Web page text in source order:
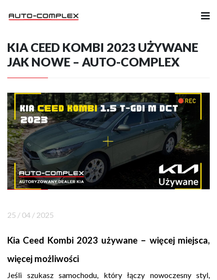
Samochody
Serwis
Części i Akcesoria
Firma
Likwidacja szkód
Marka
KIA CEED KOMBI 2023 UŻYWANE
JAK NOWE – AUTO-COMPLEX
25 / 04 / 2025
Kia Ceed Kombi 2023 używane – więcej miejsca,
więcej możliwości
Jeśli szukasz samochodu, który łączy nowoczesny styl,